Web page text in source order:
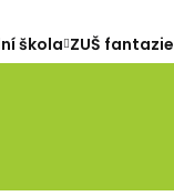
škola ZUŠ fantazie